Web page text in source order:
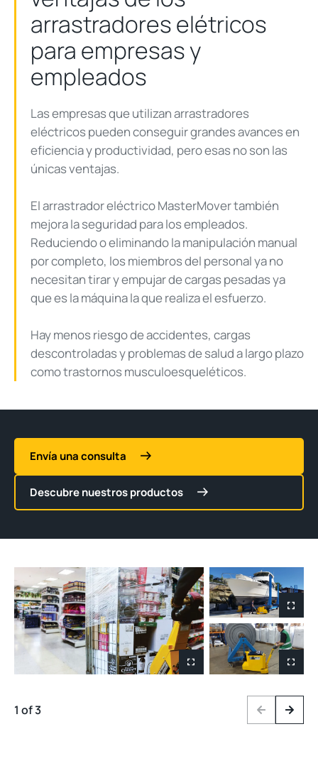
arrastradores elétricos
para empresas y
empleados
Las empresas que utilizan arrastradores
eléctricos pueden conseguir grandes avances en
eficiencia y productividad, pero esas no son las
únicas ventajas.
El arrastrador eléctrico MasterMover también
mejora la seguridad para los empleados.
Reduciendo o eliminando la manipulación manual
por completo, los miembros del personal ya no
necesitan tirar y empujar de cargas pesadas ya
que es la máquina la que realiza el esfuerzo.
Hay menos riesgo de accidentes, cargas
descontroladas y problemas de salud a largo plazo
como trastornos musculoesqueléticos.
Envía una consulta
Descubre nuestros productos
1 of 3 PreviousNext